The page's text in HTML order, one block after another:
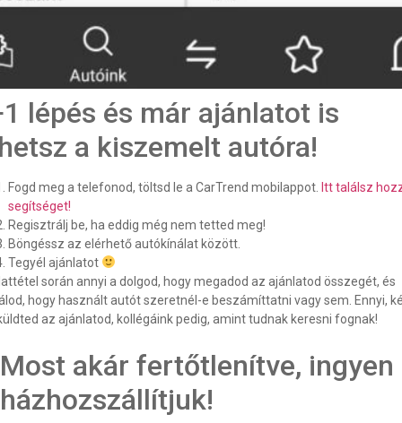
lépés és már ajánlatot is
a kiszemelt autóra!
Fogd meg a telefonod, töltsd le a CarTrend mobilappot. Itt találsz
segítséget!
Regisztrálj be, ha eddig még nem tetted meg!
Böngéssz az elérhető autókínálat között.
Tegyél ajánlatot
során annyi a dolgod, hogy megadod az ajánlatod összegét, és
hogy használt autót szeretnél-e beszámíttatni vagy sem. Ennyi,
az ajánlatod, kollégáink pedig, amint tudnak keresni fognak!
Most akár fertőtlenítve, ingyen
házhozszállítjuk!